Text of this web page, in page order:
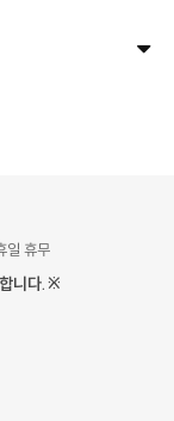
일 휴무
니다.※